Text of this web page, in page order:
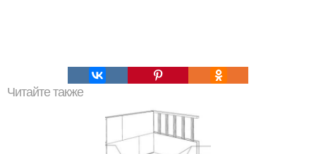
Читайте также